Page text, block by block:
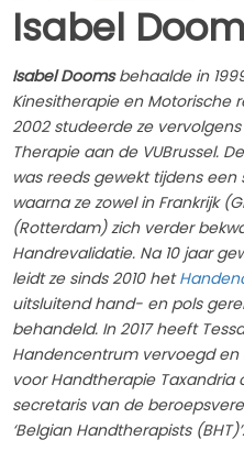
Isabel
Isabel Doomsbehaalde in
Kinesitherapie en Motorische
2002 studeerde ze
Therapie aan de VUBrussel.
was reeds gewekt tijdens een
waarna ze zowel in Frankrijk
(Rotterdam) zich verder
Handrevalidatie. Na 10 jaar
leidt ze sinds 2010 het
uitsluitend hand- en pols
behandeld. In 2017 heeft
Handencentrum vervoegd
voor Handtherapie Taxandria
secretaris van de
‘Belgian Handtherapists (BHT)’.